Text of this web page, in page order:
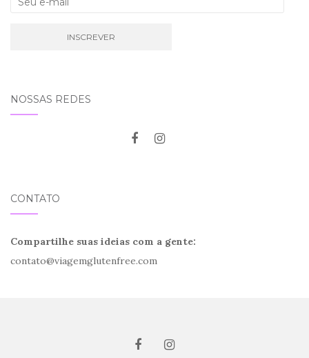
NOSSAS REDES
CONTATO
Compartilhe suas ideias com a gente:
contato@viagemglutenfree.com